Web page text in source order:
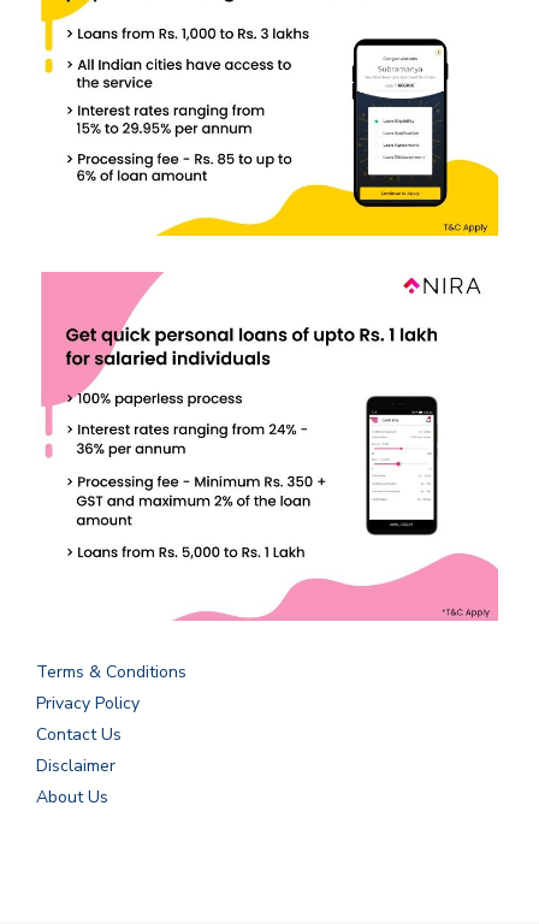
Terms & Conditions
Privacy Policy
Contact Us
Disclaimer
About Us